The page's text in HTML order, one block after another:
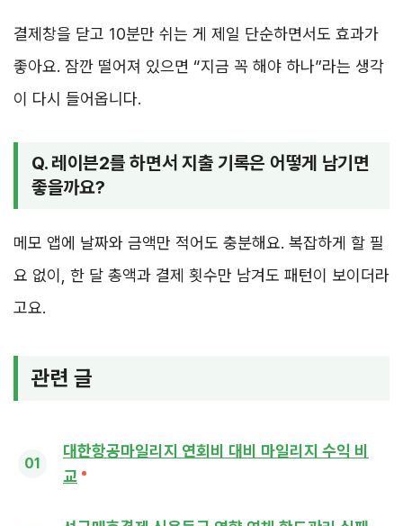
결제창을 닫고 10분만 쉬는 게 제일 단순하면서도 효과가
좋아요. 잠깐 떨어져 있으면 “지금 꼭 해야 하나”라는 생각
이 다시 들어옵니다.
Q. 레이븐2를 하면서 지출 기록은 어떻게 남기면
좋을까요?
메모 앱에 날짜와 금액만 적어도 충분해요. 복잡하게 할 필
요 없이, 한 달 총액과 결제 횟수만 남겨도 패턴이 보이더라
고요.
관련 글
대한항공마일리지 연회비 대비 마일리지 수익 비
교